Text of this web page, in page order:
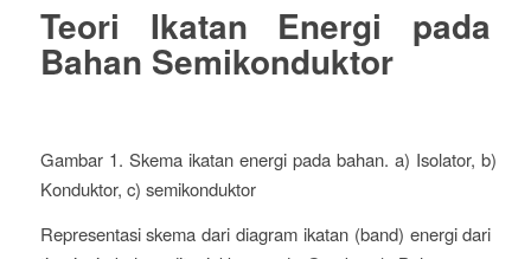
Teori Ikatan Energi pada
Bahan Semikonduktor
Gambar 1. Skema ikatan energi pada bahan. a) Isolator, b)
Konduktor, c) semikonduktor
Representasi skema dari diagram ikatan (band) energi dari